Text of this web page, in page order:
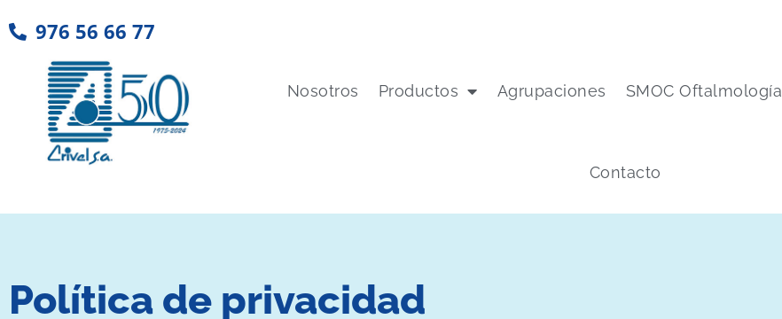
976 56 66 77
Nosotros Productos Agrupaciones SMOC Oftalmología
Contacto
Política de privacidad